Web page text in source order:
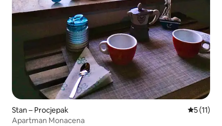
Stan – Procjepak
5 (11)
Apartman Monacena